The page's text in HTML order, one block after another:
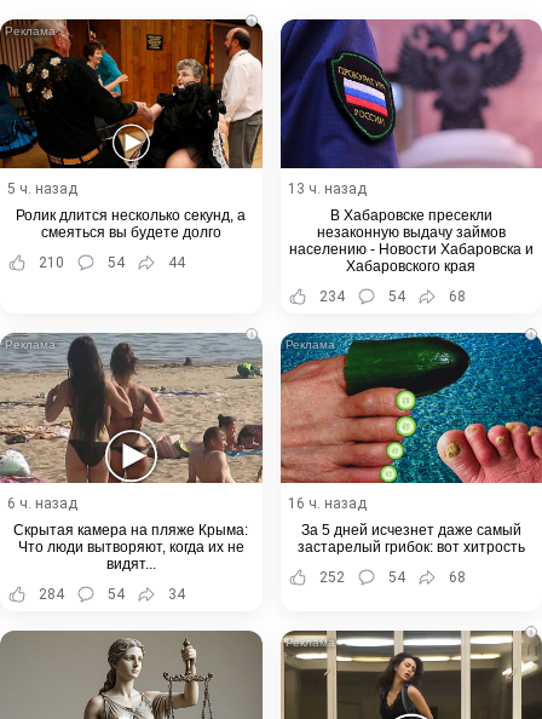
i
5 ч. назад
Ролик длится несколько секунд, а
смеяться вы будете долго
210
54 44
13 ч. назад
В Хабаровске пресекли
незаконную выдачу займов
населению - Новости Хабаровска и
Хабаровского края
234
54 68
i
6 ч. назад
Скрытая камера на пляже Крыма:
Что люди вытворяют, когда их не
видят...
284
54 34
i
16 ч. назад
За 5 дней исчезнет даже самый
застарелый грибок: вот хитрость
252
54 68
i